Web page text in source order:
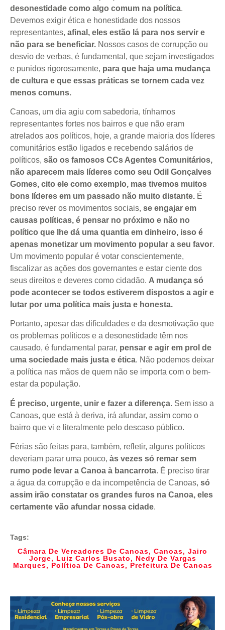
desonestidade como algo comum na política.
Devemos exigir ética e honestidade dos nossos
representantes, afinal, eles estão lá para nos servir e
não para se beneficiar. Nossos casos de corrupção ou
desvio de verbas, é fundamental, que sejam investigados
e punidos rigorosamente, para que haja uma mudança
de cultura e que essas práticas se tornem cada vez
menos comuns.
Canoas, um dia agiu com sabedoria, tínhamos
representantes fortes nos bairros e que não eram
atrelados aos políticos, hoje, a grande maioria dos líderes
comunitários estão ligados e recebendo salários de
políticos, são os famosos CCs Agentes Comunitários,
não aparecem mais líderes como seu Odil Gonçalves
Gomes, cito ele como exemplo, mas tivemos muitos
bons líderes em um passado não muito distante. É
preciso rever os movimentos sociais, se engajar em
causas políticas, é pensar no próximo e não no
político que lhe dá uma quantia em dinheiro, isso é
apenas monetizar um movimento popular a seu favor.
Um movimento popular é votar conscientemente,
fiscalizar as ações dos governantes e estar ciente dos
seus direitos e deveres como cidadão. A mudança só
pode acontecer se todos estiverem dispostos a agir e
lutar por uma política mais justa e honesta.
Portanto, apesar das dificuldades e da desmotivação que
os problemas políticos e a desonestidade têm nos
causado, é fundamental parar, pensar e agir em prol de
uma sociedade mais justa e ética. Não podemos deixar
a política nas mãos de quem não se importa com o bem-
estar da população.
É preciso, urgente, unir e fazer a diferença. Sem isso a
Canoas, que está à deriva, irá afundar, assim como o
bairro que vi e literalmente pelo descaso público.
Férias são feitas para, também, refletir, alguns políticos
deveriam parar uma pouco, às vezes só remar sem
rumo pode levar a Canoa à bancarrota. É preciso tirar
a água da corrupção e da incompetência de Canoas, só
assim irão constatar os grandes furos na Canoa, eles
certamente vão afundar nossa cidade.
Tags:
Câmara De Vereadores De Canoas, Canoas, Jairo
Jorge, Luiz Carlos Busato, Nedy De Vargas
Marques, Política De Canoas, Prefeitura De Canoas